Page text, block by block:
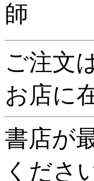
師
ご注文
お店に
書店が
くださ